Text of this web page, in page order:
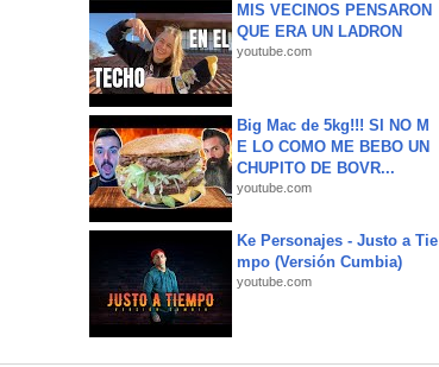
MIS VECINOS PENSARON
QUE ERA UN LADRON
youtube.com
Big Mac de 5kg!!! SI NO M
E LO COMO ME BEBO UN
CHUPITO DE BOVR...
youtube.com
Ke Personajes - Justo a Tie
mpo (Versión Cumbia)
youtube.com